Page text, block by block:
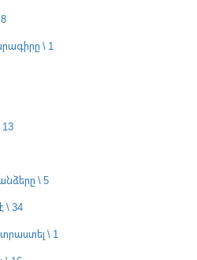
\ 1
\ 5
\ 34
\ 1